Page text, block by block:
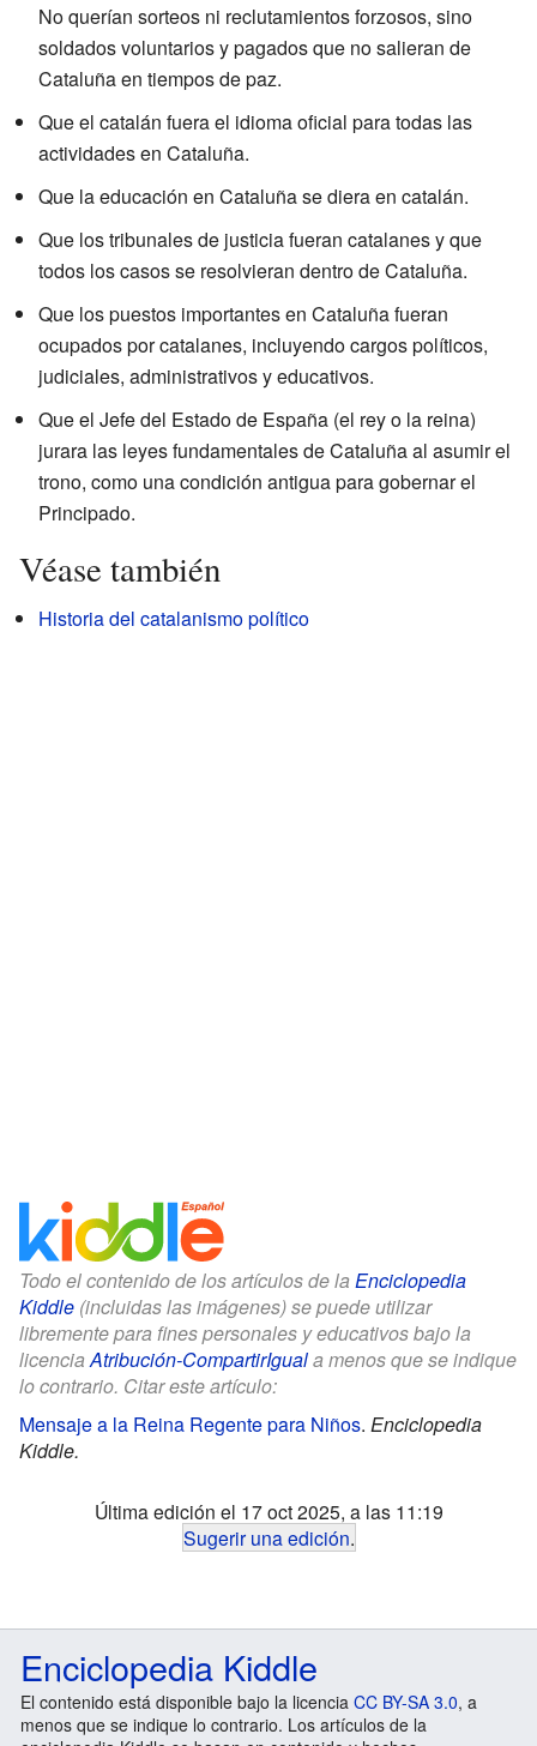
No querían sorteos ni reclutamientos forzosos, sino
soldados voluntarios y pagados que no salieran de
Cataluña en tiempos de paz.
Que el catalán fuera el idioma oficial para todas las
actividades en Cataluña.
Que la educación en Cataluña se diera en catalán.
Que los tribunales de justicia fueran catalanes y que
todos los casos se resolvieran dentro de Cataluña.
Que los puestos importantes en Cataluña fueran
ocupados por catalanes, incluyendo cargos políticos,
judiciales, administrativos y educativos.
Que el Jefe del Estado de España (el rey o la reina)
jurara las leyes fundamentales de Cataluña al asumir el
trono, como una condición antigua para gobernar el
Principado.
Véase también
Historia del catalanismo político
Todo el contenido de los artículos de la Enciclopedia
Kiddle (incluidas las imágenes) se puede utilizar
libremente para fines personales y educativos bajo la
licenciaAtribución-CompartirIguala menos que se indique
lo contrario. Citar este artículo:
Mensaje a la Reina Regente para Niños. Enciclopedia
Kiddle.
Última edición el 17 oct 2025, a las 11:19
Sugerir una edición.
Enciclopedia Kiddle
El contenido está disponible bajo la licencia CC BY-SA 3.0, a
menos que se indique lo contrario. Los artículos de la